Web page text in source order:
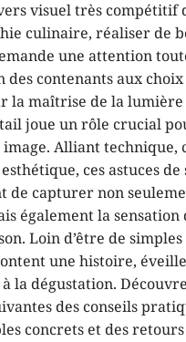
visuel très compétitif
culinaire, réaliser de
une attention
des contenants aux choix
la maîtrise de la lumière
joue un rôle crucial
image. Alliant technique,
ces astuces
de capturer non
également la sensation
Loin d’être de
une histoire,
la dégustation.
des conseils
concrets et des